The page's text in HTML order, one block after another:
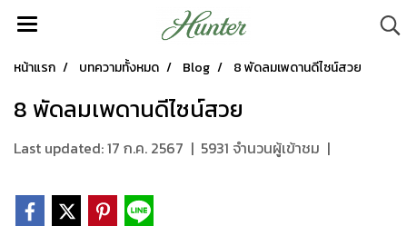
หน้าแรก บทความทั้งหมด Blog 8 พัดลมเพดานดีไซน์สวย
8 พัดลมเพดานดีไซน์สวย
Last updated: 17 ก.ค. 2567 | 5931 จำนวนผู้เข้าชม |